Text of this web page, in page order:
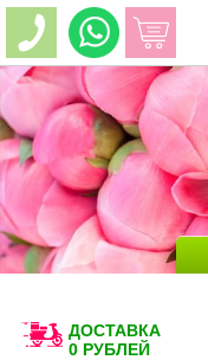
ДОСТАВКА
0 РУБЛЕЙ